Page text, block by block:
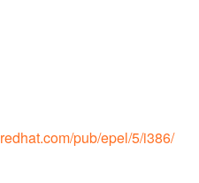
pub/epel/5/i386/